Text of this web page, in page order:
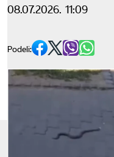
08.07.2026. 11:09
Podeli: